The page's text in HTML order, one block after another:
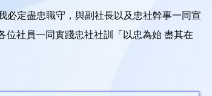
必定盡忠職守，與副社長以及忠社幹事一同宣
社員一同實踐忠社社訓「以忠為始 盡其在